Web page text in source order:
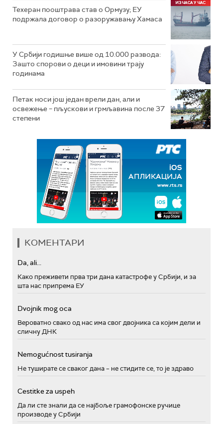
Техеран пооштрава став о Ормузу; ЕУ
подржала договор о разоружавању Хамаса
У Србији годишње више од 10.000 развода:
Зашто спорови о деци и имовини трају
годинама
Петак носи још један врели дан, али и
освежење – пљускови и грмљавина после 37
степени
КОМЕНТАРИ
Da, ali...
Како преживети прва три дана катастрофе у Србији, и за
шта нас припрема ЕУ
Dvojnik mog oca
Вероватно свако од нас има свог двојника са којим дели и
сличну ДНК
Nemogućnost tusiranja
Не туширате се сваког дана – не стидите се, то је здраво
Cestitke za uspeh
Да ли сте знали да се најбоље грамофонске ручице
производе у Србији